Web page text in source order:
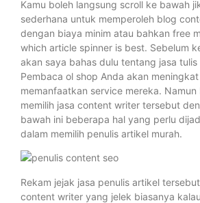
Kamu boleh langsung scroll ke bawah
sederhana untuk memperoleh blog
dengan biaya minim atau bahkan free
which article spinner is best. Sebelum
akan saya bahas dulu tentang jasa tulis
Pembaca ol shop Anda akan
memanfaatkan service mereka. Namun
memilih jasa content writer tersebut
bawah ini beberapa hal yang perlu
dalam memilih penulis artikel murah.
Rekam jejak jasa penulis artikel
content writer yang jelek biasanya